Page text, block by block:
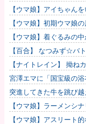
ｯｯｯ
【ウマ娘】アイちゃん
りました…
【ウマ娘】初期ウマ娘
がないんだ。
【ウマ娘】着ぐるみの
【百合】 なつみず☆バ
【ナイトレイン】 拗ね
処法
宮澤エマに「国宝級の
ン」イベントで魅せた
突進してきた牛を跳び
闘牛場の映像【海外の反
【ウマ娘】ラーメンシ
ウン
【ウマ娘】アスリート